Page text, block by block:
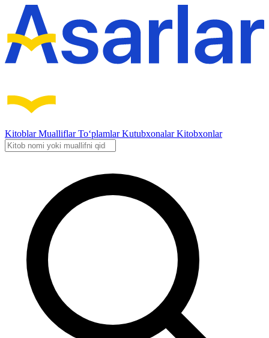
KitoblarMualliflarTo‘plamlarKutubxonalarKitobxonlar